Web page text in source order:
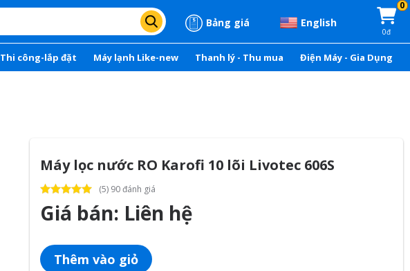
Bảng giá English
0
0đ
Thi công-lắp đặt Máy lạnh Like-new Thanh lý - Thu mua Điện Máy - Gia Dụng
Máy lọc nước RO Karofi 10 lõi Livotec 606S
(5) 90 đánh giá
Giá bán: Liên hệ
Thêm vào giỏ